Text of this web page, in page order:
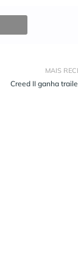
MAIS
Creed II ganha